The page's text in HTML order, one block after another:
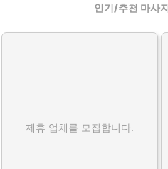
인기/추천 마사
제휴 업체를 모집합니다.